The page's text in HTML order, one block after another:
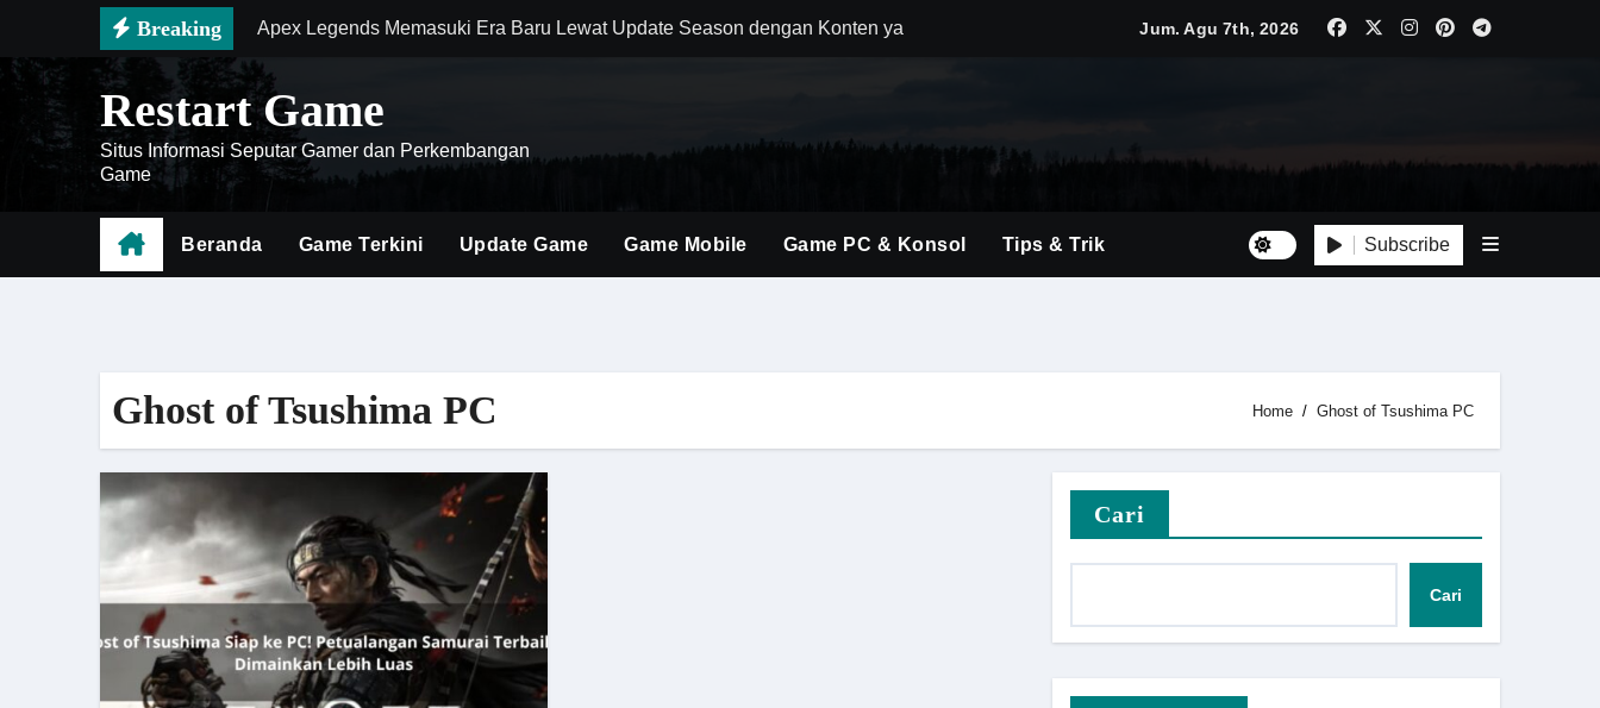
content
Breaking Apex Legends Memasuki Era Baru Lewat Update Season dengan Konten yang Lebih Segar
Zenless Zone Zero Semakin Populer Berkat Pembaruan Gameplay dan Karakter Berkualitas
Mengenal Battlefield 6 sebagai Game Shooter Modern dengan Dunia Pertempuran yang Lebih Luas
Cara Menghemat Waktu Saat Farming Material Monster Hunter Wilds dengan Teknik Gameplay Tepat
Cara Menguasai Meta Honor of Kings Terbaru untuk Mendominasi Setiap Pertandingan
Jum. Agu 7th, 2026
Restart Game
Situs Informasi Seputar Gamer dan Perkembangan
Game
Beranda Game Terkini Update Game Game Mobile Game PC & Konsol Tips & Trik Subscribe
Ghost of Tsushima PC Home Ghost of Tsushima PC
Cari
Cari